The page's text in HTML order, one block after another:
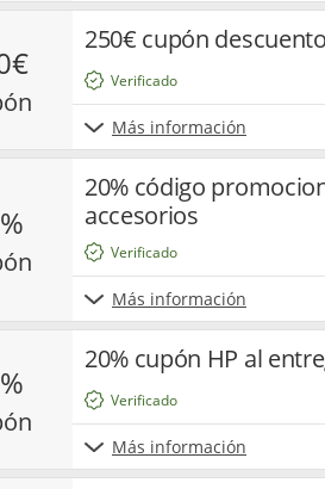
250€ cupón
Más información
Verificado
20% código
accesorios
Más información
Verificado
20% cupón HP al
Más información
Verificado